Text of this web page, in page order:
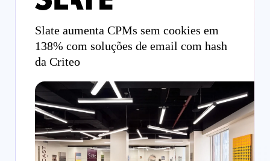
Slate aumenta CPMs sem cookies em
138% com soluções de email com hash
da Criteo